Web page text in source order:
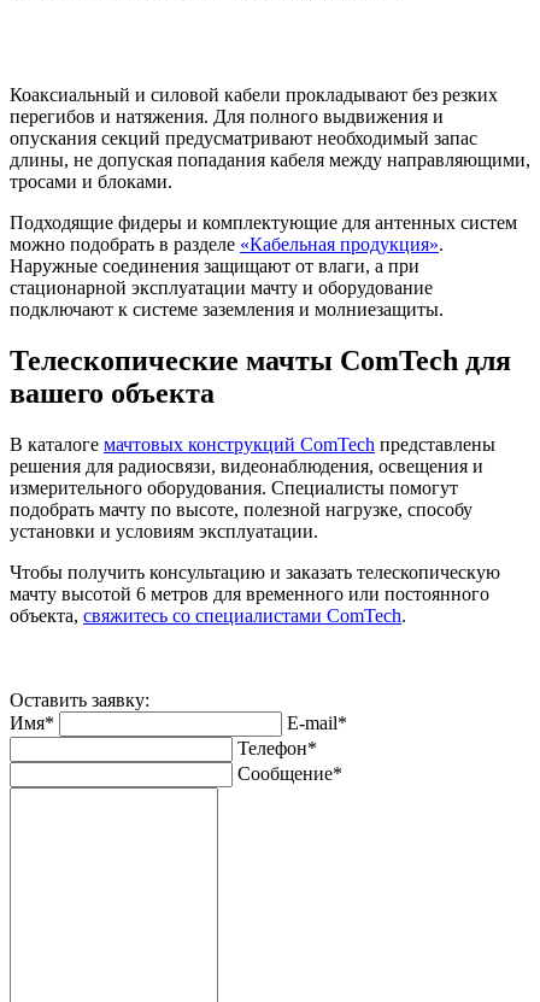
Коаксиальный и силовой кабели прокладывают без резких
перегибов и натяжения. Для полного выдвижения и
опускания секций предусматривают необходимый запас
длины, не допуская попадания кабеля между направляющими,
тросами и блоками.
Подходящие фидеры и комплектующие для антенных систем
можно подобрать в разделе «Кабельная продукция».
Наружные соединения защищают от влаги, а при
стационарной эксплуатации мачту и оборудование
подключают к системе заземления и молниезащиты.
Телескопические мачты ComTech для
вашего объекта
В каталоге мачтовых конструкций ComTech представлены
решения для радиосвязи, видеонаблюдения, освещения и
измерительного оборудования. Специалисты помогут
подобрать мачту по высоте, полезной нагрузке, способу
установки и условиям эксплуатации.
Чтобы получить консультацию и заказать телескопическую
мачту высотой 6 метров для временного или постоянного
объекта, свяжитесь со специалистами ComTech.
Оставить заявку:
Имя*
E-mail*
Телефон*
Сообщение*